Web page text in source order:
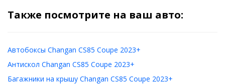
Также посмотрите на ваш авто:
Автобоксы Changan CS85 Coupe 2023+
Антискол Changan CS85 Coupe 2023+
Багажники на крышу Changan CS85 Coupe 2023+